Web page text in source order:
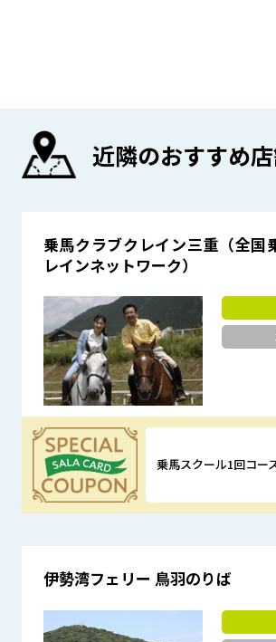
近隣のおすすめ
乗馬クラブクレイン三重（全国
レインネットワーク）
優待特典
乗馬スクール1回コー
伊勢湾フェリー 鳥羽のりば